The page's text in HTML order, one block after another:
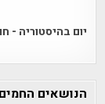
יום בהיסטוריה -
הנושאים